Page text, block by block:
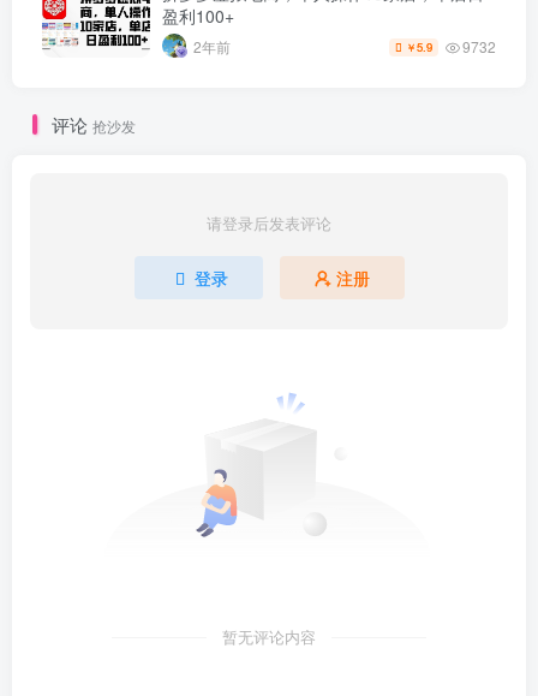
盈利100+
2年前 ￥5.9 9732
评论 抢沙发
请登录后发表评论
登录 注册
暂无评论内容